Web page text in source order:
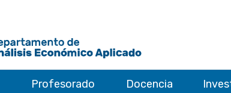
Profesorado Docencia